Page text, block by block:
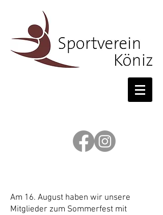
Am 16. August haben wir unsere
Mitglieder zum Sommerfest mit